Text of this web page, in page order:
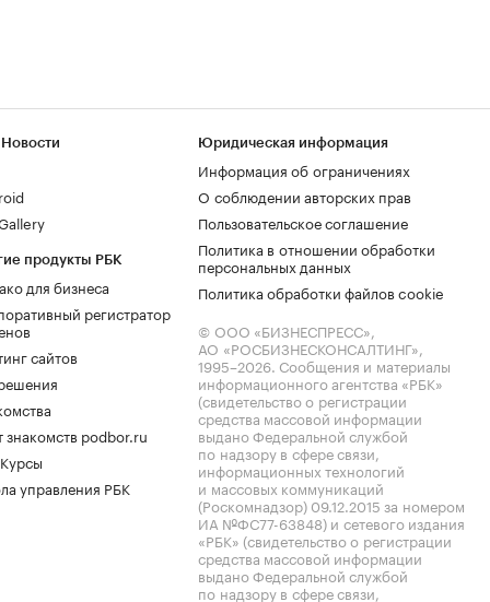
продукты РБК
для бизнеса
регистратор
сайтов
знакомств podbor.ru
управления РБК
Юридическая информация
Информация об ограничениях
О соблюдении авторских прав
Пользовательское соглашение
Политика в отношении обработки
персональных данных
Политика обработки файлов cookie
© ООО «БИЗНЕСПРЕСС»,
АО «РОСБИЗНЕСКОНСАЛТИНГ»,
1995–2026. Сообщения и материалы
информационного агентства «РБК»
(свидетельство о регистрации
средства массовой информации
выдано Федеральной службой
по надзору в сфере связи,
информационных технологий
и массовых коммуникаций
(Роскомнадзор) 09.12.2015 за номером
ИА №ФС77-63848) и сетевого издания
«РБК» (свидетельство о регистрации
средства массовой информации
выдано Федеральной службой
по надзору в сфере связи,